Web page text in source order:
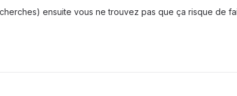
ensuite vous ne trouvez pas que ça risque de